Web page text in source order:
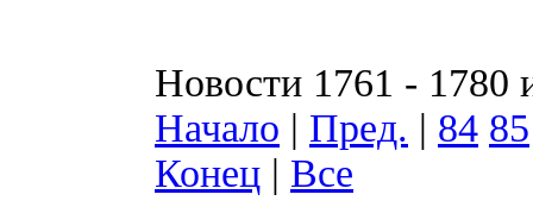
Новости 1761 - 1780
Начало | Пред. | 84 85
Конец | Все